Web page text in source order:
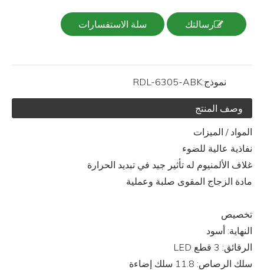
رسالتك سلة الاستفسارات
نموذج:RDL-6305-ABK
وصف المنتج
المواد / الميزات
نفاذية عالية للضوء
غلاف الألمنيوم له تأثير جيد في تبديد الحرارة
مادة الزجاج المقوى صلبة وعملية
تخصيص
النهاية: أسود
الرقائق: 3 قطع LED
سلك الرصاص: 11.8 سلك إضاءة